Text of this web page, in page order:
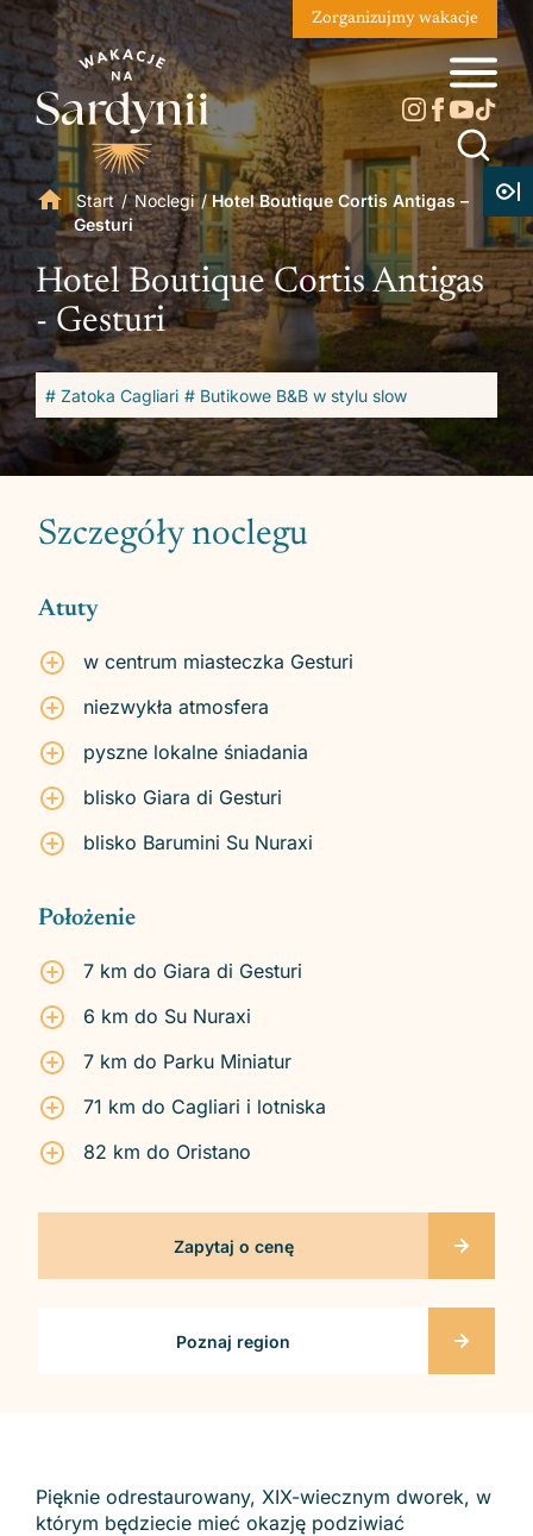
Zorganizujmy wakacje
Start /Noclegi/Hotel Boutique Cortis Antigas –
Gesturi
Hotel Boutique Cortis Antigas
- Gesturi
# Zatoka Cagliari # Butikowe B&B w stylu slow
Szczegóły noclegu
Atuty
w centrum miasteczka Gesturi
niezwykła atmosfera
pyszne lokalne śniadania
blisko Giara di Gesturi
blisko Barumini Su Nuraxi
Położenie
7 km do Giara di Gesturi
6 km do Su Nuraxi
7 km do Parku Miniatur
71 km do Cagliari i lotniska
82 km do Oristano
Zapytaj o cenę
Poznaj region
Pięknie odrestaurowany, XIX-wiecznym dworek, w
którym będziecie mieć okazję podziwiać